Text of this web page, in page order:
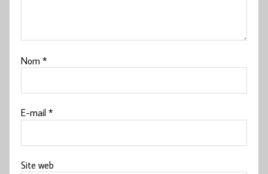
Nom*
E-mail*
Site web